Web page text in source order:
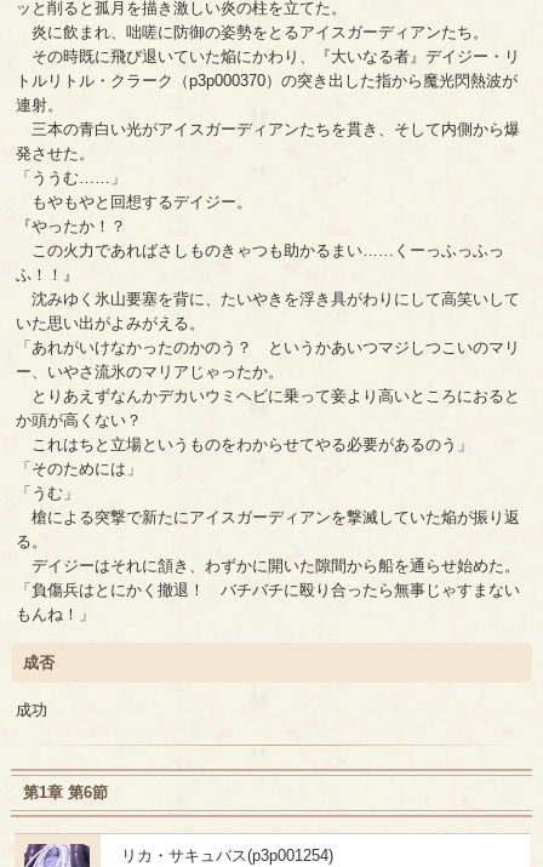
ッと削ると孤月を描き激しい炎の柱を立てた。
炎に飲まれ、咄嗟に防御の姿勢をとるアイスガーディアンたち。
その時既に飛び退いていた焔にかわり、『大いなる者』デイジー・リ
トルリトル・クラーク（p3p000370）の突き出した指から魔光閃熱波が
連射。
三本の青白い光がアイスガーディアンたちを貫き、そして内側から爆
発させた。
「ううむ……」
もやもやと回想するデイジー。
『やったか！？
この火力であればさしものきゃつも助かるまい……くーっふっふっ
ふ！！』
沈みゆく氷山要塞を背に、たいやきを浮き具がわりにして高笑いして
いた思い出がよみがえる。
「あれがいけなかったのかのう？ というかあいつマジしつこいのマリ
ー、いやさ流氷のマリアじゃったか。
とりあえずなんかデカいウミヘビに乗って妾より高いところにおると
か頭が高くない？
これはちと立場というものをわからせてやる必要があるのう」
「そのためには」
「うむ」
槍による突撃で新たにアイスガーディアンを撃滅していた焔が振り返
る。
デイジーはそれに頷き、わずかに開いた隙間から船を通らせ始めた。
「負傷兵はとにかく撤退！ バチバチに殴り合ったら無事じゃすまない
もんね！」
成否
成功
第1章 第6節
リカ・サキュバス(p3p001254)